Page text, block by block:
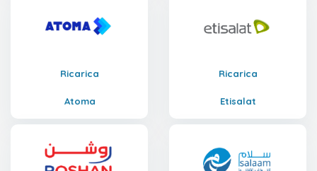
Ricarica
Atoma
Ricarica
Etisalat